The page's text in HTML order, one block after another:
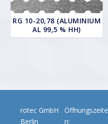
RG 10-20,78 (ALUMINIUM
AL 99,5 % HH)
rotec GmbH
Berlin
Öffnungszeite
n: